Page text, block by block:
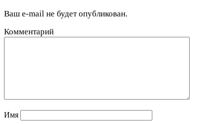
Ваш e-mail не будет опубликован.
Комментарий
Имя